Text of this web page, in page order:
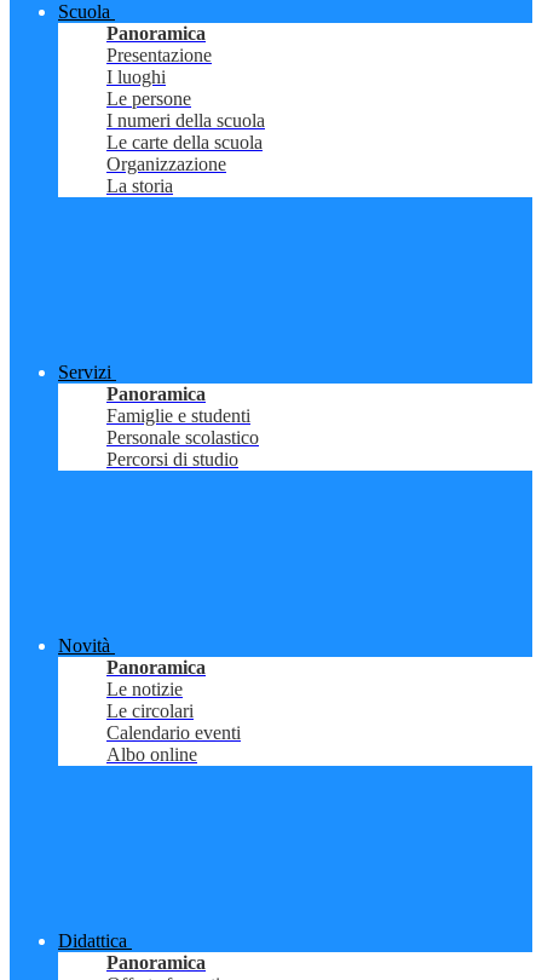
Scuola
Panoramica
Presentazione
I luoghi
Le persone
I numeri della scuola
Le carte della scuola
Organizzazione
La storia
Servizi
Panoramica
Famiglie e studenti
Personale scolastico
Percorsi di studio
Novità
Panoramica
Le notizie
Le circolari
Calendario eventi
Albo online
Didattica
Panoramica